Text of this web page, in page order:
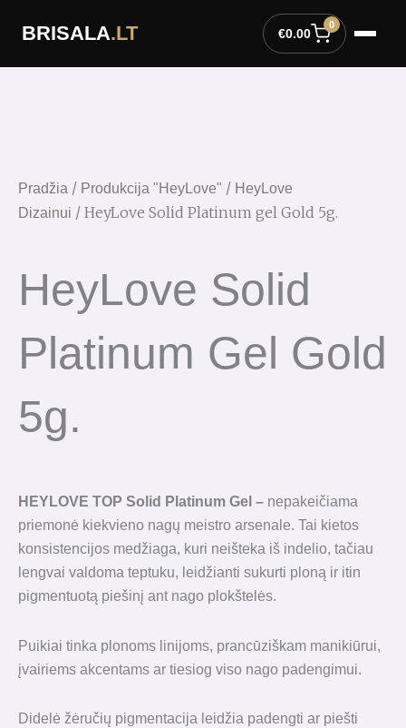
BRISALA.LT €0.00
0
Pradžia / Produkcija "HeyLove" / HeyLove
Dizainui / HeyLove Solid Platinum gel Gold 5g.
HeyLove Solid
Platinum Gel Gold
5g.
HEYLOVE TOP Solid Platinum Gel – nepakeičiama
priemonė kiekvieno nagų meistro arsenale. Tai kietos
konsistencijos medžiaga, kuri neišteka iš indelio, tačiau
lengvai valdoma teptuku, leidžianti sukurti ploną ir itin
pigmentuotą piešinį ant nago plokštelės.
Puikiai tinka plonoms linijoms, prancūziškam manikiūrui,
įvairiems akcentams ar tiesiog viso nago padengimui.
Didelė žėručių pigmentacija leidžia padengti ar piešti